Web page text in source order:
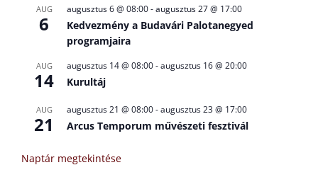
AUG
6
augusztus 6 @ 08:00-augusztus 27 @ 17:00
Kedvezmény a Budavári Palotanegyed
programjaira
AUG
14
augusztus 14 @ 08:00-augusztus 16 @ 20:00
Kurultáj
AUG
21
augusztus 21 @ 08:00-augusztus 23 @ 17:00
Arcus Temporum művészeti fesztivál
Naptár megtekintése